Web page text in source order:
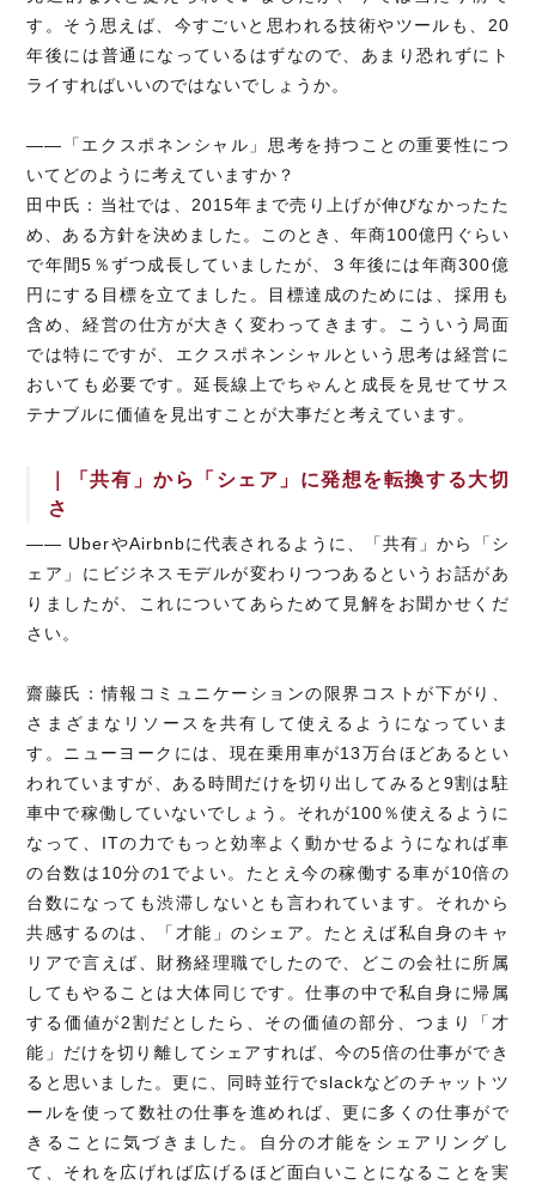
す。そう思えば、今すごいと思われる技術やツールも、20
年後には普通になっているはずなので、あまり恐れずにト
ライすればいいのではないでしょうか。
――「エクスポネンシャル」思考を持つことの重要性につ
いてどのように考えていますか？
田中氏：当社では、2015年まで売り上げが伸びなかったた
め、ある方針を決めました。このとき、年商100億円ぐらい
で年間5％ずつ成長していましたが、３年後には年商300億
円にする目標を立てました。目標達成のためには、採用も
含め、経営の仕方が大きく変わってきます。こういう局面
では特にですが、エクスポネンシャルという思考は経営に
おいても必要です。延長線上でちゃんと成長を見せてサス
テナブルに価値を見出すことが大事だと考えています。
｜「共有」から「シェア」に発想を転換する大切
さ
―― UberやAirbnbに代表されるように、「共有」から「シ
ェア」にビジネスモデルが変わりつつあるというお話があ
りましたが、これについてあらためて見解をお聞かせくだ
さい。
齋藤氏：情報コミュニケーションの限界コストが下がり、
さまざまなリソースを共有して使えるようになっていま
す。ニューヨークには、現在乗用車が13万台ほどあるとい
われていますが、ある時間だけを切り出してみると9割は駐
車中で稼働していないでしょう。それが100％使えるように
なって、ITの力でもっと効率よく動かせるようになれば車
の台数は10分の1でよい。たとえ今の稼働する車が10倍の
台数になっても渋滞しないとも言われています。それから
共感するのは、「才能」のシェア。たとえば私自身のキャ
リアで言えば、財務経理職でしたので、どこの会社に所属
してもやることは大体同じです。仕事の中で私自身に帰属
する価値が2割だとしたら、その価値の部分、つまり「才
能」だけを切り離してシェアすれば、今の5倍の仕事ができ
ると思いました。更に、同時並行でslackなどのチャットツ
ールを使って数社の仕事を進めれば、更に多くの仕事がで
きることに気づきました。自分の才能をシェアリングし
て、それを広げれば広げるほど面白いことになることを実